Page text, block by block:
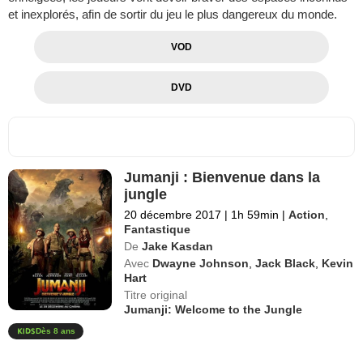
et inexplorés, afin de sortir du jeu le plus dangereux du monde.
VOD
DVD
Jumanji : Bienvenue dans la
jungle
20 décembre 2017 | 1h 59min | Action
Fantastique
De Jake Kasdan
Avec Dwayne Johnson ,Jack Black Kevin
Hart
Titre original
Jumanji: Welcome to the Jungle
Dès 8 ans